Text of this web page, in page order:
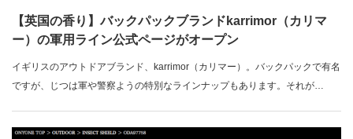
【英国の香り】バックパックブランドkarrimor（カリマ
ー）の軍用ライン公式ページがオープン
イギリスのアウトドアブランド、karrimor（カリマー）。バックパックで有名
ですが、じつは軍や警察ようの特別なラインナップもあります。それが…